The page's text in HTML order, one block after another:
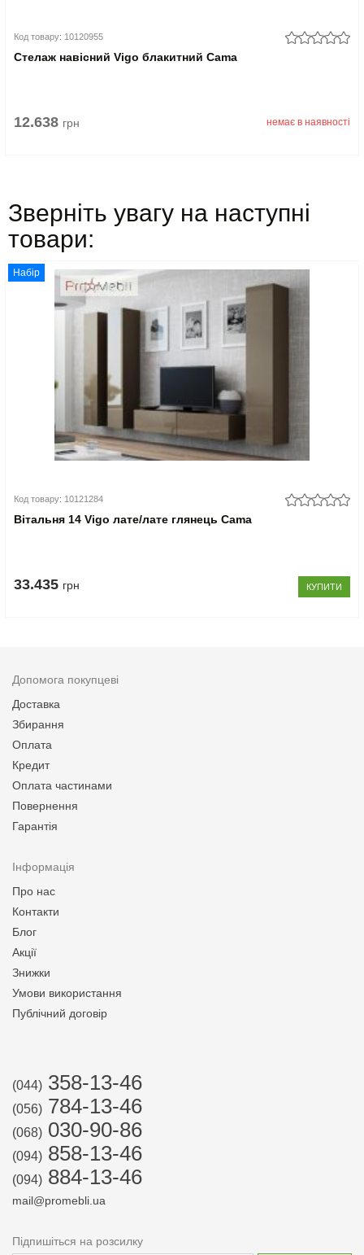
Код товару: 10120955
Стелаж навісний Vigo блакитний Cama
12.638 грн немає в наявності
Зверніть увагу на наступні
товари:
Набір
Код товару: 10121284
Вітальня 14 Vigo лате/лате глянець Cama
33.435 грн КУПИТИ
Допомога покупцеві
Доставка
Збирання
Оплата
Кредит
Оплата частинами
Повернення
Гарантія
Інформація
Про нас
Контакти
Блог
Акції
Знижки
Умови використання
Публічний договір
(044) 358-13-46
(056) 784-13-46
(068) 030-90-86
(094) 858-13-46
(094) 884-13-46
mail@promebli.ua
Підпишіться на розсилку